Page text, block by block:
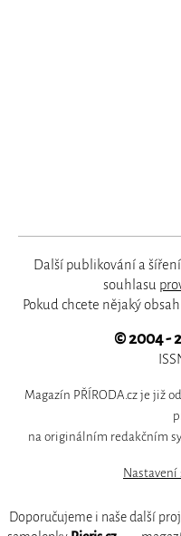
Další publikování a
souhlasu
Pokud chcete nějaký
© 2004 -
Magazín PŘÍRODA.cz je již
na originálním redakčním
Nastavení
Doporučujeme i naše další